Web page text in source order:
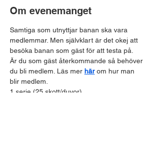
Om evenemanget
Samtiga som utnyttjar banan ska vara
medlemmar. Men självklart är det okej att
besöka banan som gäst för att testa på.
Är du som gäst återkommande så behöver
du bli medlem. Läs mer här om hur man
blir medlem.
1 serie (25 skott/duvor)